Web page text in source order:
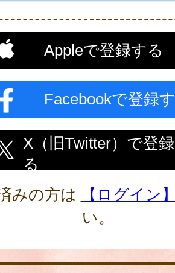
Appleで登録する
Facebookで登録
X（旧Twitter）で登
る
みの方は
【ログイン
い。